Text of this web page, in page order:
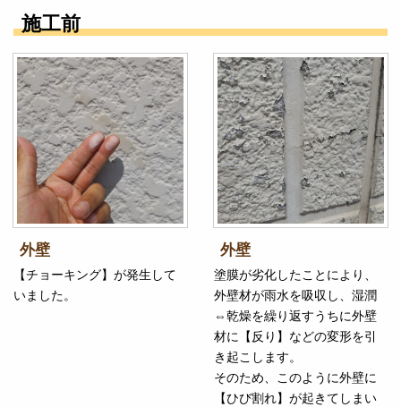
施工前
外壁
【チョーキング】が発生して
いました。
外壁
塗膜が劣化したことにより、
外壁材が雨水を吸収し、湿潤
⇔乾燥を繰り返すうちに外壁
材に【反り】などの変形を引
き起こします。
そのため、このように外壁に
【ひび割れ】が起きてしまい